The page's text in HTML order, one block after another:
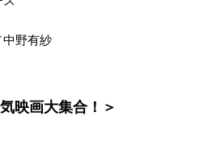
中野有紗
映画大集合！＞